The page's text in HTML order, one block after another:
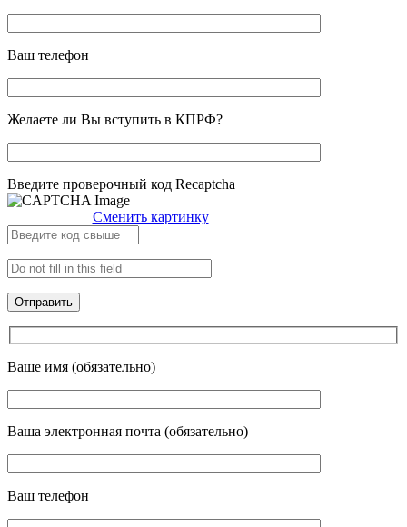
Ваш телефон
Желаете ли Вы вступить в КПРФ?
Введите проверочный код Recaptcha
Сменить картинку
Ваше имя (обязательно)
Ваша электронная почта (обязательно)
Ваш телефон